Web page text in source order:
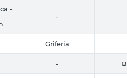
-
-
Grifería
-